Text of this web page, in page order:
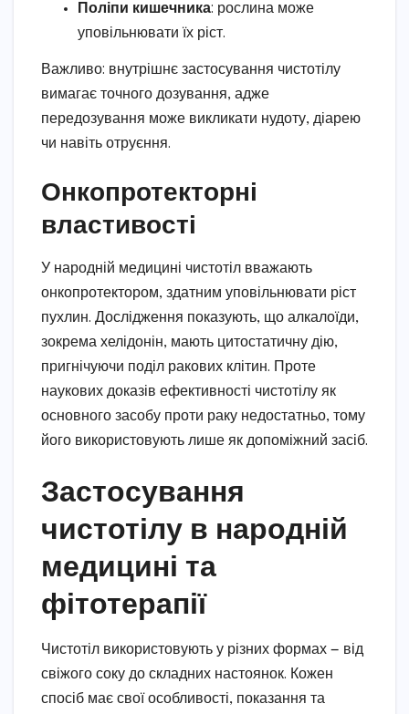
Поліпи кишечника: рослина може
уповільнювати їх ріст.
Важливо: внутрішнє застосування чистотілу
вимагає точного дозування, адже
передозування може викликати нудоту, діарею
чи навіть отруєння.
Онкопротекторні
властивості
У народній медицині чистотіл вважають
онкопротектором, здатним уповільнювати ріст
пухлин. Дослідження показують, що алкалоїди,
зокрема хелідонін, мають цитостатичну дію,
пригнічуючи поділ ракових клітин. Проте
наукових доказів ефективності чистотілу як
основного засобу проти раку недостатньо, тому
його використовують лише як допоміжний засіб.
Застосування
чистотілу в народній
медицині та
фітотерапії
Чистотіл використовують у різних формах — від
свіжого соку до складних настоянок. Кожен
спосіб має свої особливості, показання та